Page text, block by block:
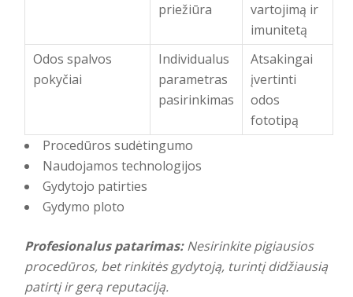
priežiūra
vartojimą ir
imunitetą
Odos spalvos
pokyčiai
Individualus
parametras
pasirinkimas
Atsakingai
įvertinti
odos
fototipą
Procedūros sudėtingumo
Naudojamos technologijos
Gydytojo patirties
Gydymo ploto
Profesionalus patarimas: Nesirinkite pigiausios
procedūros, bet rinkitės gydytoją, turintį didžiausią
patirtį ir gerą reputaciją.